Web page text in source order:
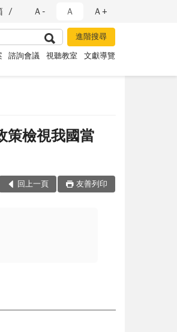
Ａ- Ａ Ａ+
諮詢會議 視聽教室 文獻導覽
策檢視我國當
回上一頁 友善列印